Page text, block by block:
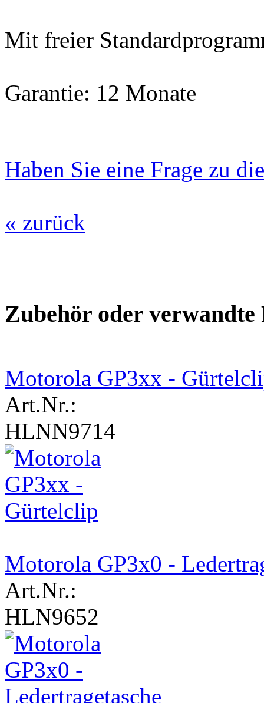
Mit freier
Garantie: 12 Monate
Haben Sie eine Frage zu
« zurück
Zubehör oder verwandte
Motorola GP3xx -
Art.Nr.:
HLNN9714
Motorola GP3x0 -
Art.Nr.:
HLN9652